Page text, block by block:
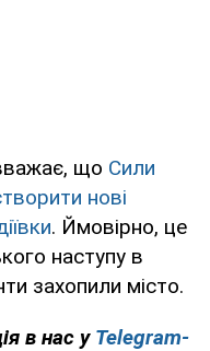
що Сили
нові
. Ймовірно, це
наступу в
захопили місто.
в нас у Telegram-